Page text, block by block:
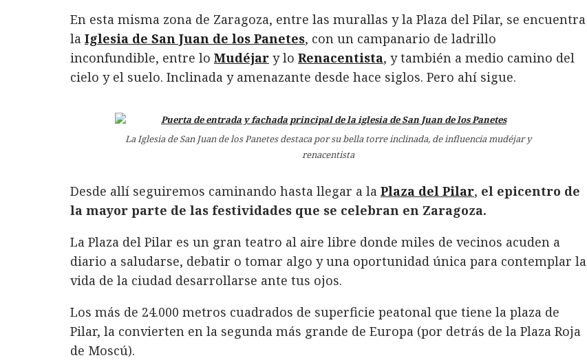
En esta misma zona de Zaragoza, entre las murallas y la Plaza del Pilar, se encuentra
la Iglesia de San Juan de los Panetes, con un campanario de ladrillo
inconfundible, entre lo Mudéjar y lo Renacentista, y también a medio camino del
cielo y el suelo. Inclinada y amenazante desde hace siglos. Pero ahí sigue.
La Iglesia de San Juan de los Panetes destaca por su bella torre inclinada, de influencia mudéjar y
renacentista
Desde allí seguiremos caminando hasta llegar a la Plaza del Pilar, el epicentro de
la mayor parte de las festividades que se celebran en Zaragoza.
La Plaza del Pilar es un gran teatro al aire libre donde miles de vecinos acuden a
diario a saludarse, debatir o tomar algo y una oportunidad única para contemplar la
vida de la ciudad desarrollarse ante tus ojos.
Los más de 24.000 metros cuadrados de superficie peatonal que tiene la plaza de
Pilar, la convierten en la segunda más grande de Europa (por detrás de la Plaza Roja
de Moscú).